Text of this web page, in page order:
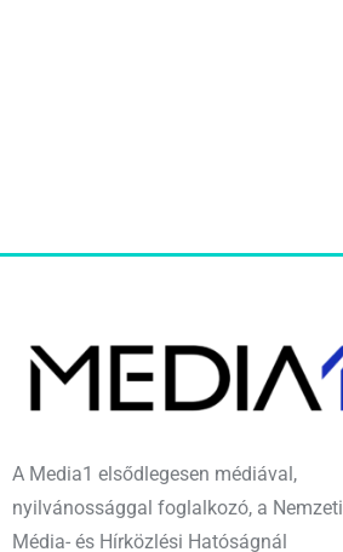
A Media1 elsődlegesen médiával,
nyilvánossággal foglalkozó, a Nemzeti
Média- és Hírközlési Hatóságnál